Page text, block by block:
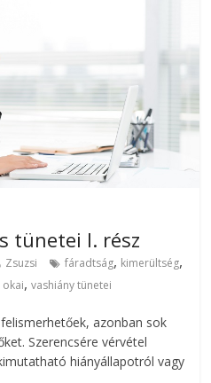
tünetei I. rész
Zsuzsi fáradtság, kimerültség,
okai,vashiány tünetei
azonban sok
Szerencsére vérvétel
hiányállapotról vagy